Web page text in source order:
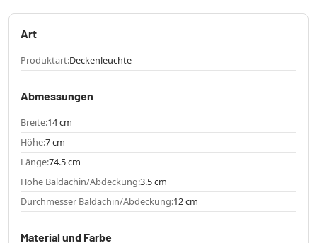
Art
Produktart:Deckenleuchte
Abmessungen
Breite:14 cm
Höhe:7 cm
Länge:74.5 cm
Höhe Baldachin/Abdeckung:3.5 cm
Durchmesser Baldachin/Abdeckung:12 cm
Material und Farbe